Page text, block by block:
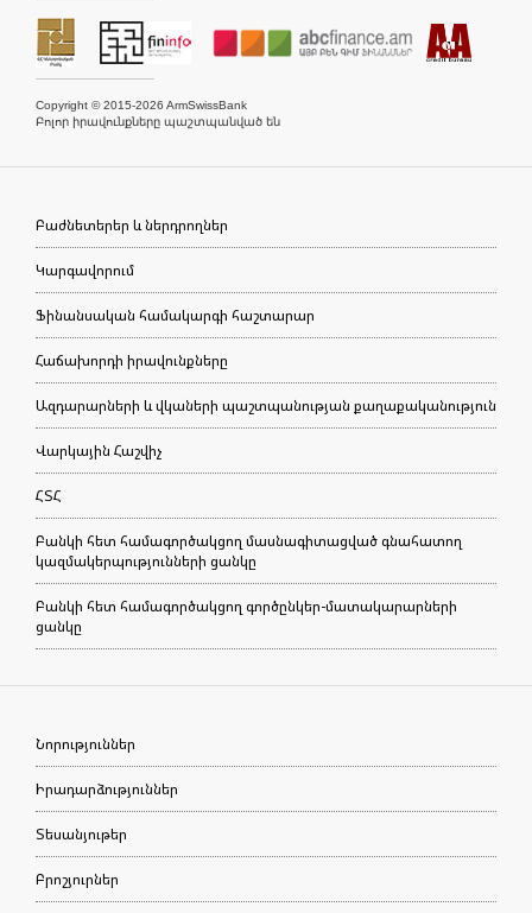
Copyright © 2015-2026 ArmSwissBank
Բոլոր իրավունքները պաշտպանված են
Բաժնետերեր և ներդրողներ
Կարգավորում
Ֆինանսական համակարգի հաշտարար
Հաճախորդի իրավունքները
Ազդարարների և վկաների պաշտպանության քաղաքականություն
Վարկային Հաշվիչ
ՀՏՀ
Բանկի հետ համագործակցող մասնագիտացված գնահատող
կազմակերպությունների ցանկը
Բանկի հետ համագործակցող գործընկեր-մատակարարների
ցանկը
Նորություններ
Իրադարձություններ
Տեսանյութեր
Բրոշյուրներ